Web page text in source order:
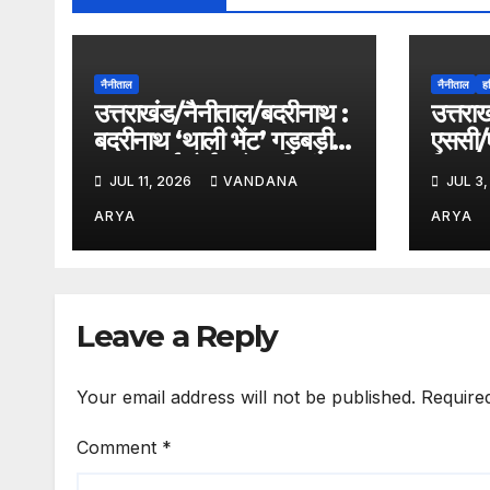
नैनीताल
उत्तराखंड/नैनीताल/बदरीनाथ :
बदरीनाथ ‘थाली भेंट’ गड़बड़ी
मामला हाईकोर्ट पहुँचा, निलंबन
और FIR पर रोक की मांग;
सरकार से मांगा जवाब !!
JUL 11, 2026 VANDANA
ARYA
नैनीताल
एससी/
कोJUL
ARYA
Leave a Reply
Your email address will not be published.
Comment *